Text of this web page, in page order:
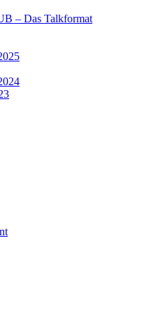
– Das Talkformat